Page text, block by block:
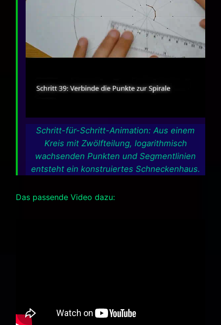
Schritt-für-Schritt-Animation: Aus einem
Kreis mit Zwölfteilung, logarithmisch
wachsenden Punkten und Segmentlinien
entsteht ein konstruiertes Schneckenhaus.
Das passende Video dazu: